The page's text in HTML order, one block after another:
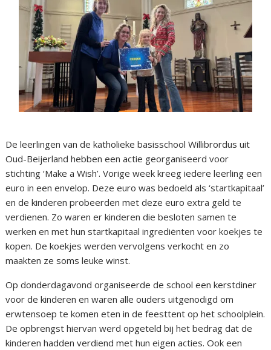
De leerlingen van de katholieke basisschool Willibrordus uit
Oud-Beijerland hebben een actie georganiseerd voor
stichting ‘Make a Wish’. Vorige week kreeg iedere leerling een
euro in een envelop. Deze euro was bedoeld als ‘startkapitaal’
en de kinderen probeerden met deze euro extra geld te
verdienen. Zo waren er kinderen die besloten samen te
werken en met hun startkapitaal ingrediënten voor koekjes te
kopen. De koekjes werden vervolgens verkocht en zo
maakten ze soms leuke winst.
Op donderdagavond organiseerde de school een kerstdiner
voor de kinderen en waren alle ouders uitgenodigd om
erwtensoep te komen eten in de feesttent op het schoolplein.
De opbrengst hiervan werd opgeteld bij het bedrag dat de
kinderen hadden verdiend met hun eigen acties. Ook een